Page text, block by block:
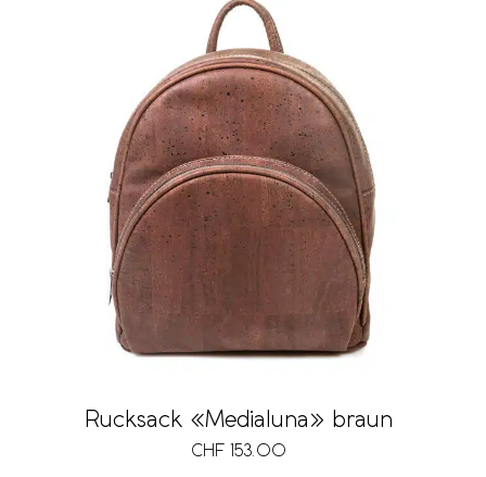
Rucksack «Medialuna» braun
CHF 153.00